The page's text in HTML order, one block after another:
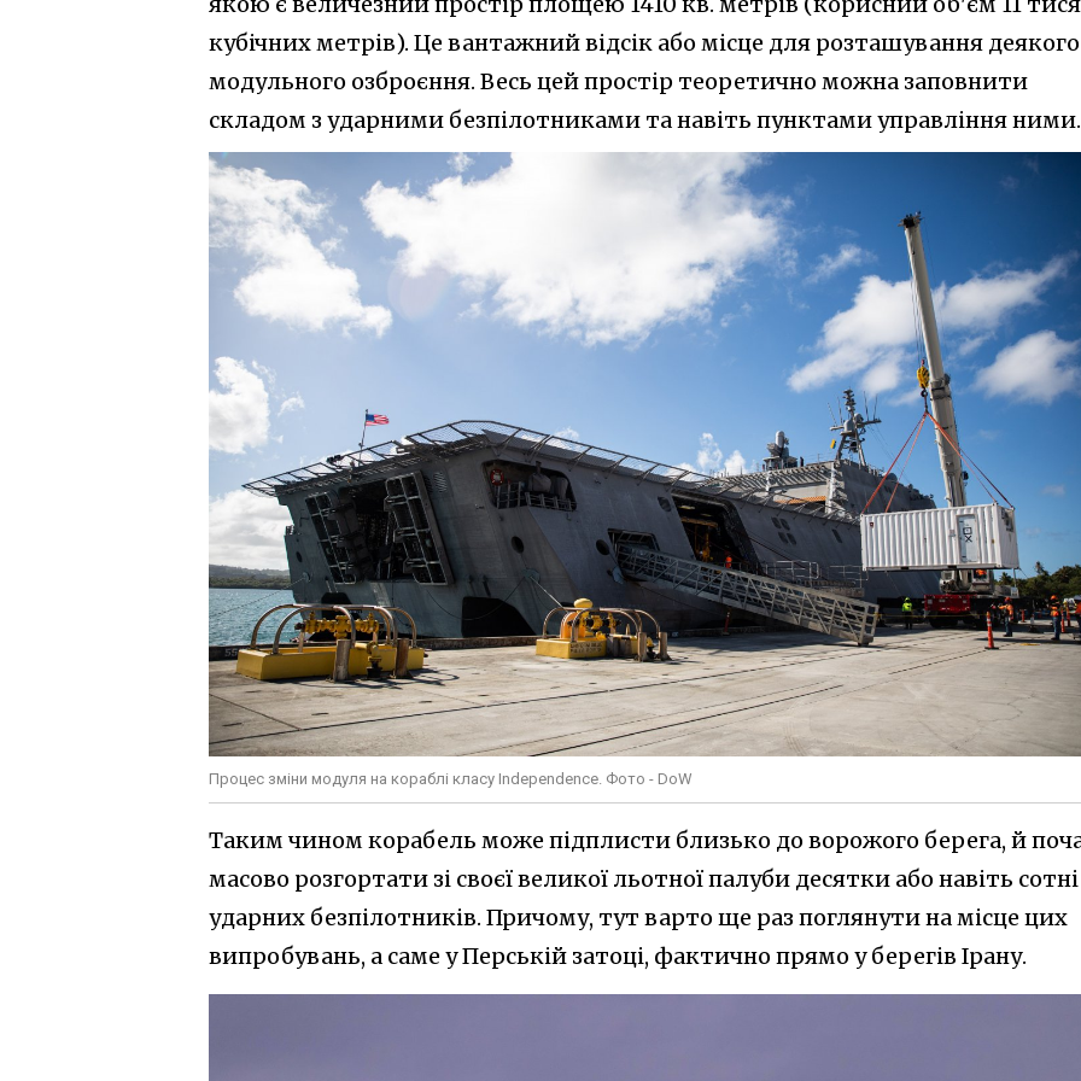
кубічних метрів). Це вантажний відсік або місце для розташування деякого
модульного озброєння. Весь цей простір теоретично можна заповнити
складом з ударними безпілотниками та навіть пунктами управління ними.
Процес зміни модуля на кораблі класу Independence. Фото - DoW
Таким чином корабель може підплисти близько до ворожого берега, й
масово розгортати зі своєї великої льотної палуби десятки або навіть сотні
ударних безпілотників. Причому, тут варто ще раз поглянути на місце цих
випробувань, а саме у Перській затоці, фактично прямо у берегів Ірану.